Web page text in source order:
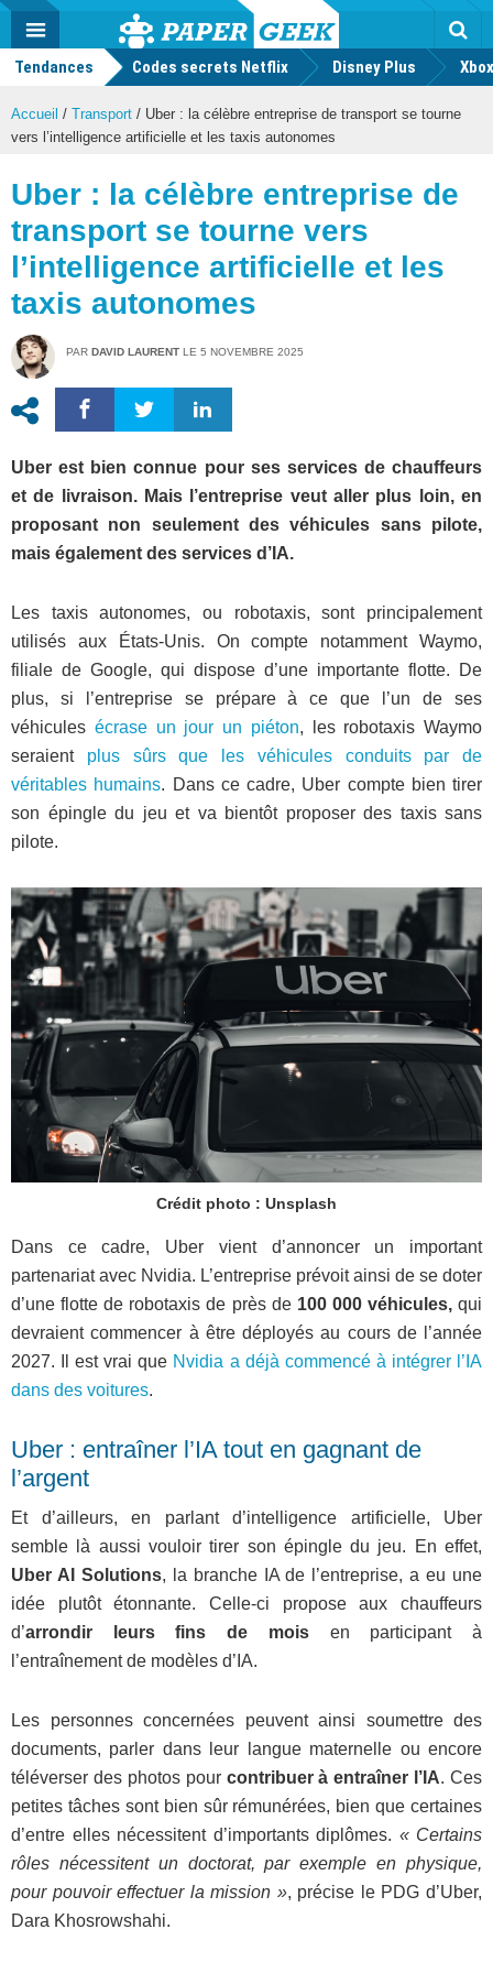
Actu
geek
MENU
Tendances Codes secrets Netflix Disney Plus
Accueil / Transport / Uber : la célèbre entreprise de transport se tourne
vers l’intelligence artificielle et les taxis autonomes
Uber : la célèbre entreprise de
transport se tourne vers
l’intelligence artificielle et les
taxis autonomes
PAR DAVID LAURENT LE 5 NOVEMBRE 2025
Uber est bien connue pour ses services de chauffeurs
et de livraison. Mais l’entreprise veut aller plus loin, en
proposant non seulement des véhicules sans pilote,
mais également des services d’IA.
Les taxis autonomes, ou robotaxis, sont principalement
utilisés aux États-Unis. On compte notamment Waymo,
filiale de Google, qui dispose d’une importante flotte. De
plus, si l’entreprise se prépare à ce que l’un de ses
véhicules écrase un jour un piéton, les robotaxis Waymo
seraient plus sûrs que les véhicules conduits par de
véritables humains. Dans ce cadre, Uber compte bien tirer
son épingle du jeu et va bientôt proposer des taxis sans
pilote.
Crédit photo : Unsplash
Dans ce cadre, Uber vient d’annoncer un important
partenariat avec Nvidia. L’entreprise prévoit ainsi de se doter
d’une flotte de robotaxis de près de 100 000 véhicules,qui
devraient commencer à être déployés au cours de l’année
2027. Il est vrai que Nvidia a déjà commencé à intégrer l’IA
dans des voitures.
Uber : entraîner l’IA tout en gagnant de
l’argent
Et d’ailleurs, en parlant d’intelligence artificielle, Uber
semble là aussi vouloir tirer son épingle du jeu. En effet,
Uber AI Solutions, la branche IA de l’entreprise, a eu une
idée plutôt étonnante. Celle-ci propose aux chauffeurs
d’arrondir leurs fins de moisen participant à
l’entraînement de modèles d’IA.
Les personnes concernées peuvent ainsi soumettre des
documents, parler dans leur langue maternelle ou encore
téléverser des photos pourcontribuer à entraîner l’IA. Ces
petites tâches sont bien sûr rémunérées, bien que certaines
d’entre elles nécessitent d’importants diplômes. « Certains
rôles nécessitent un doctorat, par exemple en physique,
pour pouvoir effectuer la mission », précise le PDG d’Uber,
Dara Khosrowshahi.
Mode
FacebookTwitter Youtube